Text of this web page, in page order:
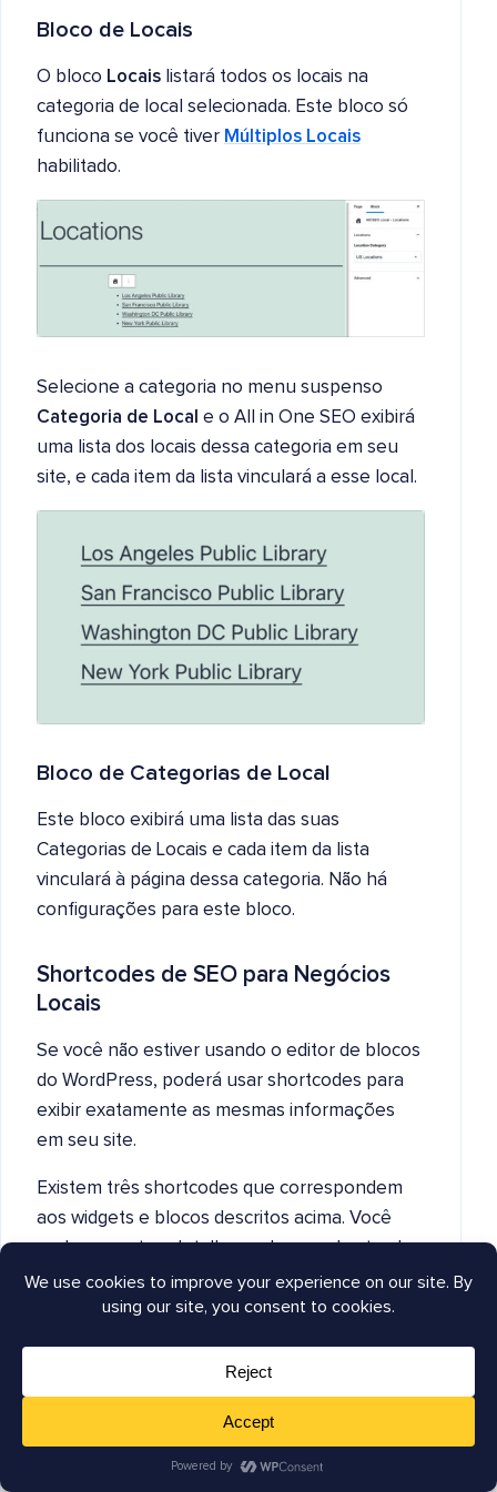
Bloco de Locais
O bloco Locais listará todos os locais na
categoria de local selecionada. Este bloco só
funciona se você tiver Múltiplos Locais
habilitado.
Selecione a categoria no menu suspenso
Categoria de Local e o All in One SEO exibirá
uma lista dos locais dessa categoria em seu
site, e cada item da lista vinculará a esse local.
Bloco de Categorias de Local
Este bloco exibirá uma lista das suas
Categorias de Locais e cada item da lista
vinculará à página dessa categoria. Não há
configurações para este bloco.
Shortcodes de SEO para Negócios
Locais
Se você não estiver usando o editor de blocos
do WordPress, poderá usar shortcodes para
exibir exatamente as mesmas informações
em seu site.
Existem três shortcodes que correspondem
aos widgets e blocos descritos acima. Você
pode encontrar detalhes sobre os shortcodes
e como usá-los nos links abaixo:
Shortcode de Horário de Funcionamento
Shortcode de Lista de Localizações
Código PHP de SEO para Negócios